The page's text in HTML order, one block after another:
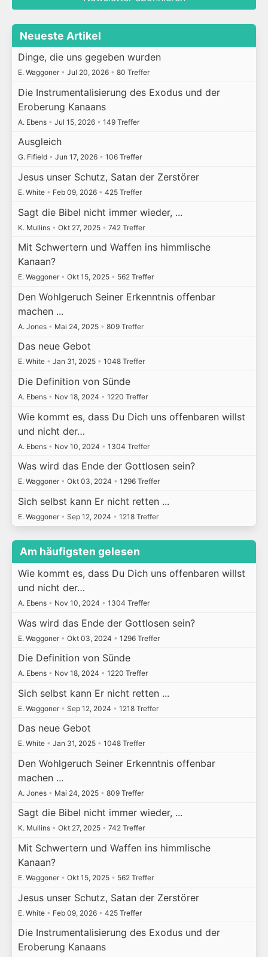
Neueste Artikel
Dinge, die uns gegeben wurden
E. Waggoner • Jul 20, 2026 • 80 Treffer
Die Instrumentalisierung des Exodus und der
Eroberung Kanaans
A. Ebens • Jul 15, 2026 • 149 Treffer
Ausgleich
G. Fifield • Jun 17, 2026 • 106 Treffer
Jesus unser Schutz, Satan der Zerstörer
E. White • Feb 09, 2026 • 425 Treffer
Sagt die Bibel nicht immer wieder, ...
K. Mullins • Okt 27, 2025 • 742 Treffer
Mit Schwertern und Waffen ins himmlische
Kanaan?
E. Waggoner • Okt 15, 2025 • 562 Treffer
Den Wohlgeruch Seiner Erkenntnis offenbar
machen ...
A. Jones • Mai 24, 2025 • 809 Treffer
Das neue Gebot
E. White • Jan 31, 2025 • 1048 Treffer
Die Definition von Sünde
A. Ebens • Nov 18, 2024 • 1220 Treffer
Wie kommt es, dass Du Dich uns offenbaren willst
und nicht der…
A. Ebens • Nov 10, 2024 • 1304 Treffer
Was wird das Ende der Gottlosen sein?
E. Waggoner • Okt 03, 2024 • 1296 Treffer
Sich selbst kann Er nicht retten ...
E. Waggoner • Sep 12, 2024 • 1218 Treffer
Am häufigsten gelesen
Wie kommt es, dass Du Dich uns offenbaren willst
und nicht der…
A. Ebens • Nov 10, 2024 • 1304 Treffer
Was wird das Ende der Gottlosen sein?
E. Waggoner • Okt 03, 2024 • 1296 Treffer
Die Definition von Sünde
A. Ebens • Nov 18, 2024 • 1220 Treffer
Sich selbst kann Er nicht retten ...
E. Waggoner • Sep 12, 2024 • 1218 Treffer
Das neue Gebot
E. White • Jan 31, 2025 • 1048 Treffer
Den Wohlgeruch Seiner Erkenntnis offenbar
machen ...
A. Jones • Mai 24, 2025 • 809 Treffer
Sagt die Bibel nicht immer wieder, ...
K. Mullins • Okt 27, 2025 • 742 Treffer
Mit Schwertern und Waffen ins himmlische
Kanaan?
E. Waggoner • Okt 15, 2025 • 562 Treffer
Jesus unser Schutz, Satan der Zerstörer
E. White • Feb 09, 2026 • 425 Treffer
Die Instrumentalisierung des Exodus und der
Eroberung Kanaans